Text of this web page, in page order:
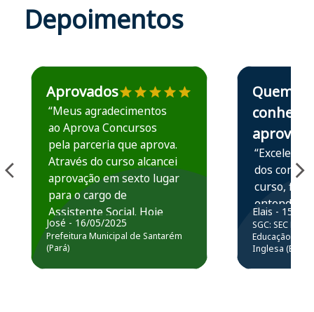
Depoimentos
Estudante José recomenda o Aprova Concursos em
Aprovados
“Meus agradecimentos
ao Aprova Concursos
pela parceria que aprova.
Através do curso alcancei
aprovação em sexto lugar
para o cargo de
Assistente Social. Hoje
estou atuando na
Prefeitura de Santarém.
José - 16/05/2025
Prefeitura Municipal de Santarém
(Pará)
Estudante Elais
Quem
conhece,
aprova
“Excelente
dos
curso,
entender e
prática
resolução
questões.”
Elais - 15/07/
SGC: SEC BA
Educação
Inglesa (Edital